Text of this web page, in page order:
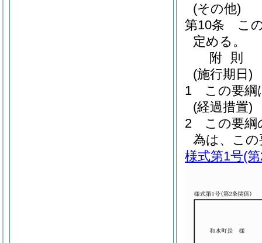
(その他)
第10条
こ
定める。
附 則
(施行期日)
1
この要綱
(経過措置)
2
この要綱
為は、こ
様式第1号(